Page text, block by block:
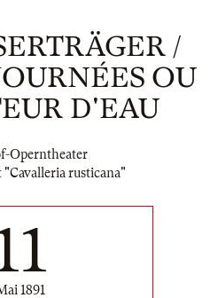
/
OU
D'EAU
Operntheater
"Cavalleria rusticana"
1891